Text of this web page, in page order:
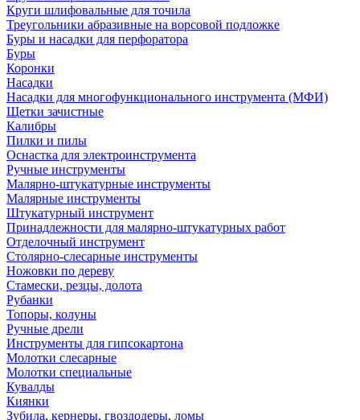
Круги шлифовальные для точила
Треугольники абразивные на ворсовой подложке
Буры и насадки для перфоратора
Буры
Коронки
Насадки
Насадки для многофункционального инструмента (МФИ)
Щетки зачистные
Калибры
Пилки и пилы
Оснастка для электроинструмента
Ручные инструменты
Малярно-штукатурные инструменты
Малярные инструменты
Штукатурный инструмент
Принадлежности для малярно-штукатурных работ
Отделочный инструмент
Столярно-слесарные инструменты
Ножовки по дереву
Стамески, резцы, долота
Рубанки
Топоры, колуны
Ручные дрели
Инструменты для гипсокартона
Молотки слесарные
Молотки специальные
Кувалды
Киянки
Зубила, кернеры, гвоздодеры, ломы